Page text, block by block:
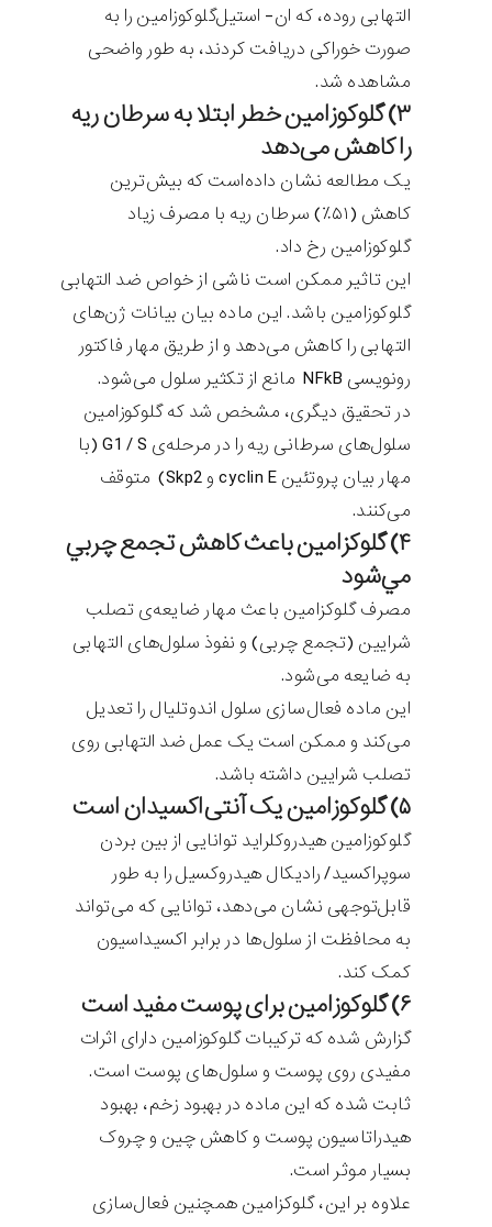
التهابی روده، که ان- استیل‌گلوکوزامین را به
صورت خوراکی دریافت کردند، به طور واضحی
مشاهده شد.
۳) گلوکوزامین خطر ابتلا به سرطان ریه
را کاهش می‌دهد
یک مطالعه نشان داده‌است که بیش‌ترین
کاهش (۵۱٪) سرطان ریه با مصرف زیاد
گلوکوزامین رخ داد.
این تاثیر ممکن است ناشی از خواص ضد التهابی
گلوکوزامین باشد. این ماده بیان بیانات ژن‌های
التهابی را کاهش می‌دهد و از طریق مهار فاکتور
رونویسی NFkB مانع از تکثیر سلول می‌شود.
در تحقیق دیگری، مشخص شد که گلوکوزامین
سلول‌های سرطانی ریه را در مرحله‌ی G1 / S (با
مهار بیان پروتئین cyclin E و Skp2) متوقف
می‌کنند.
۴) گلوكزامين باعث كاهش تجمع چربي
مي‌شود
مصرف گلوکزامین باعث مهار ضایعه‌ی تصلب
شرایین (تجمع چربی) و نفوذ سلول‌های التهابی
به ضایعه می‌شود.
این ماده فعال‌سازی سلول اندوتلیال را تعدیل
می‌کند و ممکن است یک عمل ضد التهابی روی
تصلب شرایین داشته باشد.
۵) گلوکوزامین یک آنتی‌اکسیدان است
گلوکوزامین هیدروکلراید توانایی از بین بردن
سوپراکسید/ رادیکال هیدروکسیل را به طور
قابل‌توجهی نشان می‌دهد، ‌توانایی که می‌تواند
به محافظت از سلول‌ها در برابر اکسیداسیون
کمک کند.
۶) گلوکوزامین برای پوست مفید است
گزارش شده که ترکیبات گلوکوزامین دارای اثرات
مفیدی روی پوست و سلول‌های پوست است.
ثابت شده که این ماده در بهبود زخم، بهبود
هیدراتاسیون پوست و کاهش چین و چروک
بسیار موثر است.
علاوه بر این، گلوکزامین همچنین فعال‌سازی